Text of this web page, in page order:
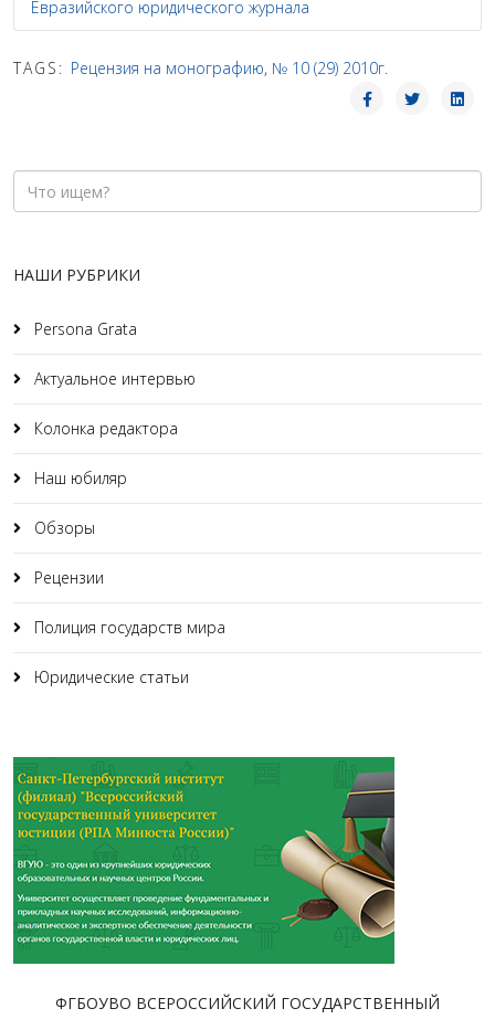
Евразийского юридического журнала
TAGS: Рецензия на монографию, № 10 (29) 2010г.
НАШИ РУБРИКИ
Persona Grata
Актуальное интервью
Колонка редактора
Наш юбиляр
Обзоры
Рецензии
Полиция государств мира
Юридические статьи
ФГБОУВО ВСЕРОССИЙСКИЙ ГОСУДАРСТВЕННЫЙ